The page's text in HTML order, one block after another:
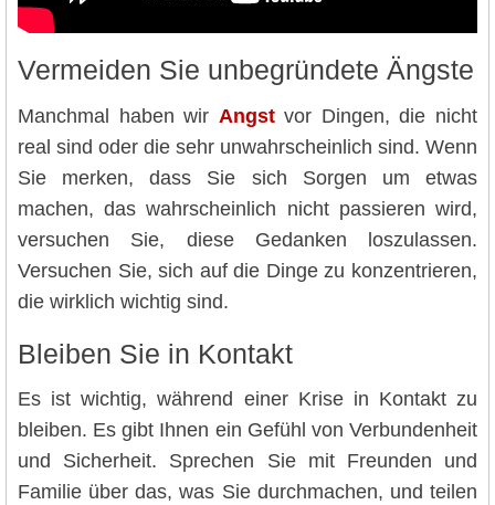
Vermeiden Sie unbegründete Ängste
Manchmal haben wir Angstvor Dingen, die nicht
real sind oder die sehr unwahrscheinlich sind. Wenn
Sie merken, dass Sie sich Sorgen um etwas
machen, das wahrscheinlich nicht passieren wird,
versuchen Sie, diese Gedanken loszulassen.
Versuchen Sie, sich auf die Dinge zu konzentrieren,
die wirklich wichtig sind.
Bleiben Sie in Kontakt
Es ist wichtig, während einer Krise in Kontakt zu
bleiben. Es gibt Ihnen ein Gefühl von Verbundenheit
und Sicherheit. Sprechen Sie mit Freunden und
Familie über das, was Sie durchmachen, und teilen